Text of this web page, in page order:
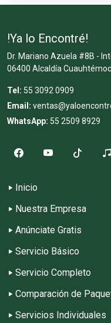
!Ya lo Encontré!
Dr. Mariano Azuela #8B -
06400 Alcaldía
Tel: 55 3092 0909
Email:
WhatsApp: 55 2509 8929
Inicio
Nuestra Empresa
Anúnciate Gratis
Servicio Básico
Servicio Completo
Comparación de
Servicios Individuales